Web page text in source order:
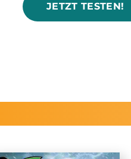
JETZT TESTEN!